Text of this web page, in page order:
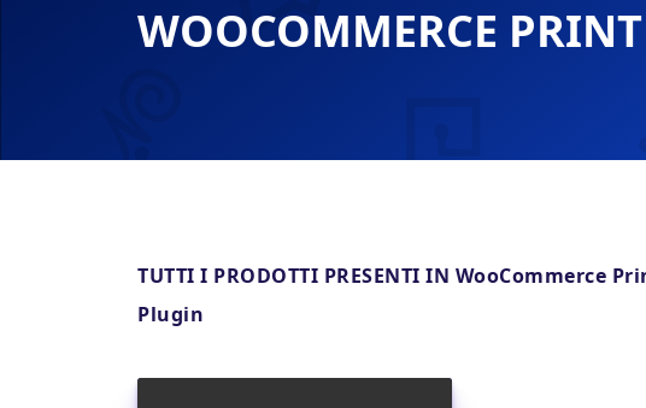
WOOCOMMERCE
TUTTI I PRODOTTI PRESENTI IN WooCommerce
Plugin